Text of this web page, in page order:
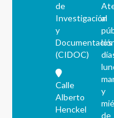
de
Investigación
y
(CIDOC)
Calle
Alberto
Henckel
al
los
y
de